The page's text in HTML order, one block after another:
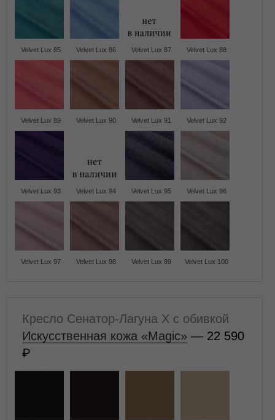
Velvet Lux 85 Velvet Lux 86 Velvet Lux 87 Velvet Lux 88
Velvet Lux 89 Velvet Lux 90 Velvet Lux 91 Velvet Lux 92
Velvet Lux 93 Velvet Lux 94 Velvet Lux 95 Velvet Lux 96
Velvet Lux 97 Velvet Lux 98 Velvet Lux 99 Velvet Lux 100
Кресло Сенатор-Лагуна X с обивкой
Искусственная кожа «Magic» — 22 590